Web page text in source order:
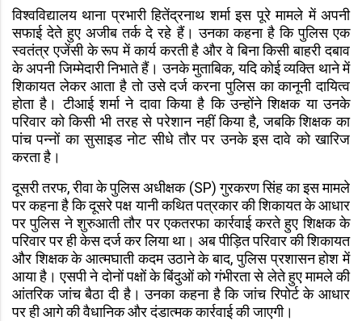
विश्वविद्यालय थाना प्रभारी हितेंद्रनाथ शर्मा इस पूरे मामले में अपनी
सफाई देते हुए अजीब तर्क दे रहे हैं। उनका कहना है कि पुलिस एक
स्वतंत्र एजेंसी के रूप में कार्य करती है और वे बिना किसी बाहरी दबाव
के अपनी जिम्मेदारी निभाते हैं। उनके मुताबिक, यदि कोई व्यक्ति थाने में
शिकायत लेकर आता है तो उसे दर्ज करना पुलिस का कानूनी दायित्व
होता है। टीआई शर्मा ने दावा किया है कि उन्होंने शिक्षक या उनके
परिवार को किसी भी तरह से परेशान नहीं किया है, जबकि शिक्षक का
पांच पन्नों का सुसाइड नोट सीधे तौर पर उनके इस दावे को खारिज
करता है।
दूसरी तरफ, रीवा के पुलिस अधीक्षक (SP) गुरकरण सिंह का इस मामले
पर कहना है कि दूसरे पक्ष यानी कथित पत्रकार की शिकायत के आधार
पर पुलिस ने शुरुआती तौर पर एकतरफा कार्रवाई करते हुए शिक्षक के
परिवार पर ही केस दर्ज कर लिया था। अब पीड़ित परिवार की शिकायत
और शिक्षक के आत्मघाती कदम उठाने के बाद, पुलिस प्रशासन होश में
आया है। एसपी ने दोनों पक्षों के बिंदुओं को गंभीरता से लेते हुए मामले की
आंतरिक जांच बैठा दी है। उनका कहना है कि जांच रिपोर्ट के आधार
पर ही आगे की वैधानिक और दंडात्मक कार्रवाई की जाएगी।